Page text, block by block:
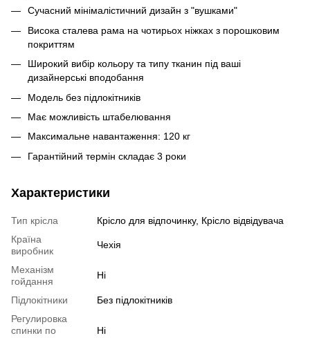
Сучасний мінімалістичний дизайн з "вушками"
Висока сталева рама на чотирьох ніжках з порошковим
покриттям
Широкий вибір кольору та типу тканин під ваші
дизайнерські вподобання
Модель без підлокітників
Має можливість штабелювання
Максимальне навантаження: 120 кг
Гарантійний термін складає 3 роки
Характеристики
Тип крісла
Крісло для відпочинку, Крісло відвідувача
Країна
виробник
Чехія
Механізм
гойдання
Ні
Підлокітники
Без підлокітників
Регулировка
спинки по
Ні